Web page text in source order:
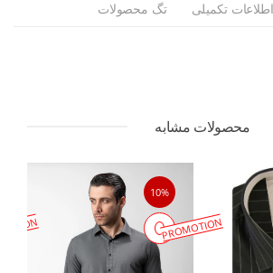
اطلاعات تکمیلی تگ محصولات
محصولات مشابه
10%
PROMOTION